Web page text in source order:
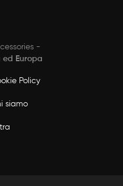
-
ed Europa
Policy
siamo